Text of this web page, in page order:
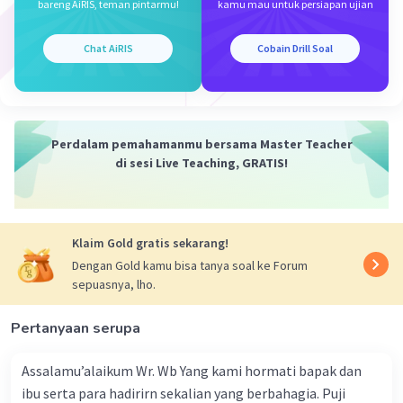
Berdasarkan penjelasan di atas, pelaku yang
mempunyai peran yang lebih dibandingkan
pelaku-pelaku lain, sifatnya bisa protagonis atau
Dengan demikian, jawaban yang tepat adalah
pilihan C.
Beri Rating·0.0(0) Balas
bareng AiRIS, teman pintarmu!
Chat AiRIS
kamu mau untuk persiapan ujian
Cobain Drill Soal
Perdalam pemahamanmu bersama Master Teacher
di sesi Live Teaching, GRATIS!
Klaim Gold gratis sekarang!
Dengan Gold kamu bisa tanya soal ke Forum
sepuasnya, lho.
Pertanyaan serupa
Assalamu’alaikum Wr. Wb Yang kami hormati bapak dan
ibu serta para hadirirn sekalian yang berbahagia. Puji